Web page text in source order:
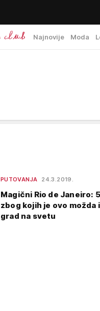
Najnovije Moda
PUTOVANJA 24.3.2019.
Magični Rio de Janeiro:
zbog kojih je ovo možda
grad na svetu